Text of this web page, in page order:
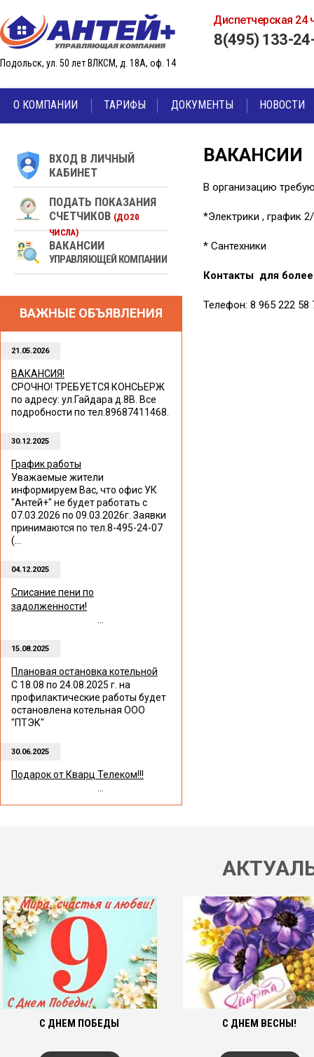
Перейти к основному содержанию
Подольск, ул. 50 лет ВЛКСМ, д. 18А, оф. 14
Диспетчерская 24
8(495) 133-
О КОМПАНИИ ТАРИФЫ ДОКУМЕНТЫ НОВОСТИ
ВАКАНСИИ
В организацию
*Электрики , график
* Сантехники
Контакты для
Телефон: 8 965 222 58
ВХОД В ЛИЧНЫЙ
КАБИНЕТ
ПОДАТЬ ПОКАЗАНИЯ
СЧЕТЧИКОВ (ДО 20
ЧИСЛА)
ВАКАНСИИ
УПРАВЛЯЮЩЕЙ КОМПАНИИ
ВАЖНЫЕ ОБЪЯВЛЕНИЯ
21.05.2026
ВАКАНСИЯ!
СРОЧНО! ТРЕБУЕТСЯ КОНСЬЕРЖ
по адресу: ул.Гайдара д.8В. Все
подробности по тел.89687411468.
30.12.2025
График работы
Уважаемые жители
информируем Вас, что офис УК
"Антей+" не будет работать с
07.03.2026 по 09.03.2026г. Заявки
принимаются по тел.8-495-24-07
(...
04.12.2025
Списание пени по
задолженности!
15.08.2025
Плановая остановка котельной
С 18.08 по 24.08.2025 г. на
профилактические работы будет
остановлена котельная ООО
"ПТЭК"
30.06.2025
Подарок от Кварц Телеком!!!
С ДНЕМ ПОБЕДЫ С ДНЕМ ВЕСНЫ!